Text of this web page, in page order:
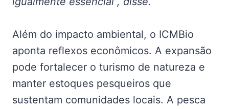
Além do impacto ambiental, o ICMBio
aponta reflexos econômicos. A expansão
pode fortalecer o turismo de natureza e
manter estoques pesqueiros que
sustentam comunidades locais. A pesca